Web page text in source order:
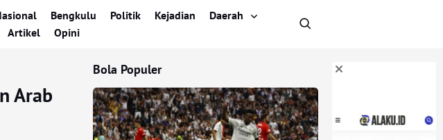
Bengkulu Politik Kejadian
Daerah
Artikel Opini
Arab
Bola Populer